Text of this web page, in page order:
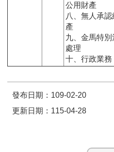
公用財產
八、無人承認
產
九、金馬特別
處理
十、行政業務
發布日期：109-02-20
更新日期：115-04-28